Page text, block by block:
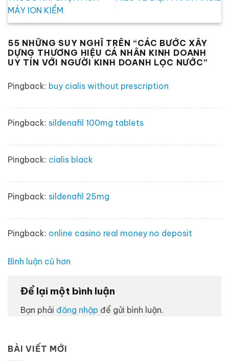
MÁY ION KIỀM
55 NHỮNG SUY NGHĨ TRÊN “CÁC BƯỚC XÂY
DỰNG THƯƠNG HIỆU CÁ NHÂN KINH DOANH
UY TÍN VỚI NGƯỜI KINH DOANH LỌC NƯỚC”
Pingback: buy cialis without prescription
Pingback: sildenafil 100mg tablets
Pingback: cialis black
Pingback: sildenafil 25mg
Pingback: online casino real money no deposit
Điều
bình
luận
Bình luận cũ hơn
Để lại một bình luận
Bạn phải đăng nhập để gửi bình luận.
BÀI VIẾT MỚI